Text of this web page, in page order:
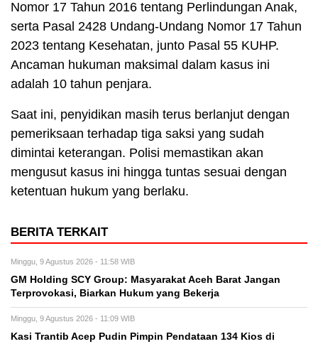
Nomor 17 Tahun 2016 tentang Perlindungan Anak,
serta Pasal 2428 Undang-Undang Nomor 17 Tahun
2023 tentang Kesehatan, junto Pasal 55 KUHP.
Ancaman hukuman maksimal dalam kasus ini
adalah 10 tahun penjara.
Saat ini, penyidikan masih terus berlanjut dengan
pemeriksaan terhadap tiga saksi yang sudah
dimintai keterangan. Polisi memastikan akan
mengusut kasus ini hingga tuntas sesuai dengan
ketentuan hukum yang berlaku.
BERITA TERKAIT
Minggu, 9 Agustus 2026 - 11:58 WIB
GM Holding SCY Group: Masyarakat Aceh Barat Jangan
Terprovokasi, Biarkan Hukum yang Bekerja
Minggu, 9 Agustus 2026 - 11:09 WIB
Kasi Trantib Acep Pudin Pimpin Pendataan 134 Kios di